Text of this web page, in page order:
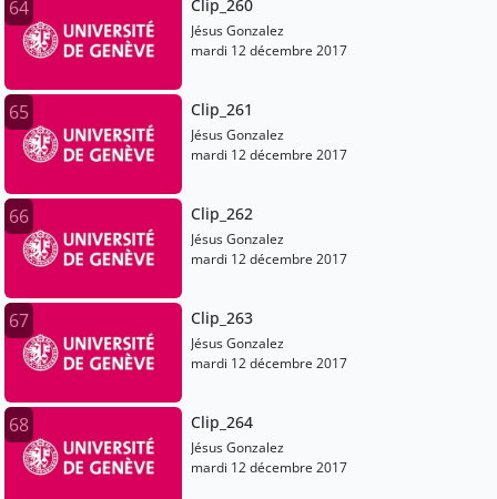
64 Clip_260
Jésus Gonzalez
mardi 12 décembre 2017
65 Clip_261
Jésus Gonzalez
mardi 12 décembre 2017
66 Clip_262
Jésus Gonzalez
mardi 12 décembre 2017
67 Clip_263
Jésus Gonzalez
mardi 12 décembre 2017
68 Clip_264
Jésus Gonzalez
mardi 12 décembre 2017